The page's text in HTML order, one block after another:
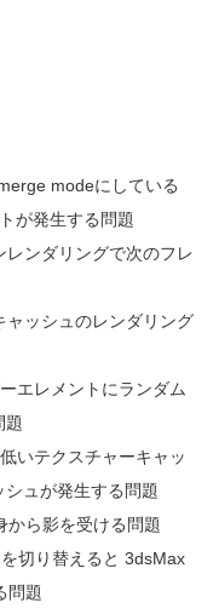
modeにしている
が発生する問題
ンダリングで次のフレ
ャッシュのレンダリング
エレメントにランダム
題
いテクスチャーキャッ
ュが発生する問題
から影を受ける問題
切り替えると 3dsMax
問題